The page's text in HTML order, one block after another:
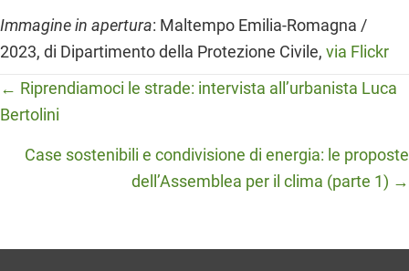
Immagine in apertura: Maltempo Emilia-Romagna /
2023, di Dipartimento della Protezione Civile, via Flickr
Posts
navigation
← Riprendiamoci le strade: intervista all’urbanista Luca
Bertolini
Case sostenibili e condivisione di energia: le proposte
dell’Assemblea per il clima (parte 1) →